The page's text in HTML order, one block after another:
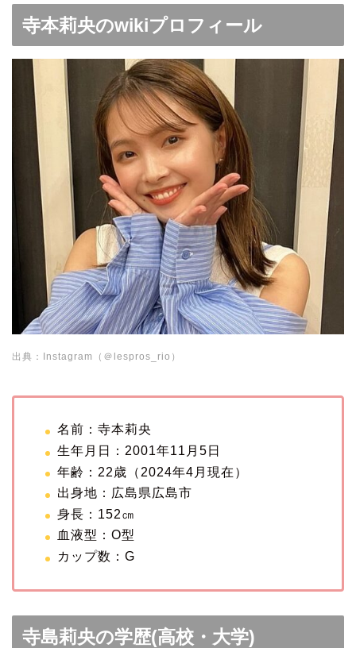
寺本莉央のwikiプロフィール
出典：Instagram（＠lespros_rio）
名前：寺本莉央
生年月日：2001年11月5日
年齢：22歳（2024年4月現在）
出身地：広島県広島市
身長：152㎝
血液型：O型
カップ数：G
寺島莉央の学歴(高校・大学)